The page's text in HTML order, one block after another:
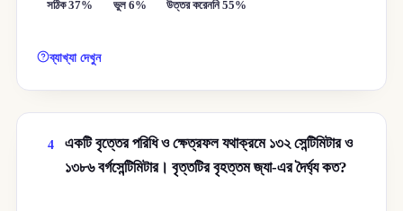
সঠিক 37% ভুল 6% উত্তর করেননি 55%
ব্যাখ্যা দেখুন
4
একটি বৃত্তের পরিধি ও ক্ষেত্রফল যথাক্রমে ১৩২ সেন্টিমিটার ও
১৩৮৬ বর্গসেন্টিমিটার। বৃত্তটির বৃহত্তম জ্যা-এর দৈর্ঘ্য কত?